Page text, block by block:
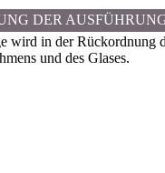
DER
wird in der Rückordnung
und des Glases.